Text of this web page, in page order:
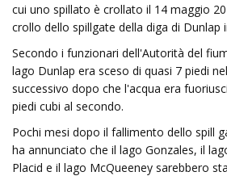
cui uno spillato è crollato il 14 maggio
crollo dello spillgate della diga di Dunlap
Secondo i funzionari dell'Autorità del
lago Dunlap era sceso di quasi 7 piedi
successivo dopo che l'acqua era
piedi cubi al secondo.
Pochi mesi dopo il fallimento dello spill
ha annunciato che il lago Gonzales, il
Placid e il lago McQueeney sarebbero